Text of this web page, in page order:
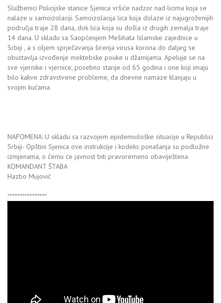
Službenici Policijske stanice Sjenica vršiće nadzor nad licima koja se
nalaze u samoizolaciji. Samoizolacija lica koja dolaze iz najugroženijih
područja traje 28 dana, dok lica koja su došla iz drugih zemalja traje
14 dana. U skladu sa Saopćenjem Mešihata Islamske zajednice u
Srbiji , a s ciljem sprječavanja širenja virusa korona do daljeg se
obustavlja izvođenje mektebske pouke u džamijama. Apeluje se na
sve vjernike i vjernice, posebno starije od 65 godina i one koji imaju
bilo kakve zdravstvene probleme, da dnevne namaze klanjaju u
svojim kućama.
NAPOMENA: U skladu sa razvojem epidemiološke situacije u Republici
Srbiji- Opštini Sjenica ove instrukcije i kodeks ponašanja su podložne
izmjenama, o čemu će javnost biti pravoremeno obaviještena.
KOMANDANT ŠTABA
Hazbo Mujović
****************